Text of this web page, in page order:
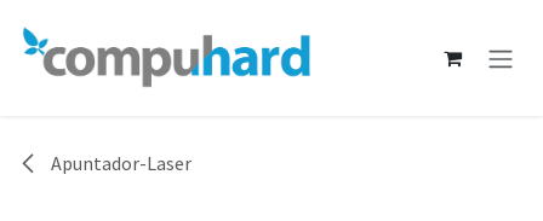
Apuntador-Laser